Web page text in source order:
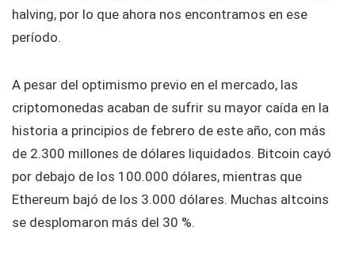
halving, por lo que ahora nos encontramos en ese
período.
A pesar del optimismo previo en el mercado, las
criptomonedas acaban de sufrir su mayor caída en la
historia a principios de febrero de este año, con más
de 2.300 millones de dólares liquidados. Bitcoin cayó
por debajo de los 100.000 dólares, mientras que
Ethereum bajó de los 3.000 dólares. Muchas altcoins
se desplomaron más del 30 %.